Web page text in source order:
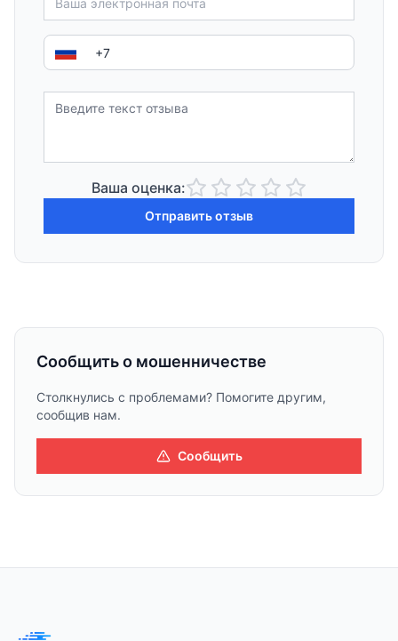
Ваша оценка:
Отправить отзыв
Сообщить о мошенничестве
Столкнулись с проблемами? Помогите другим,
сообщив нам.
Сообщить